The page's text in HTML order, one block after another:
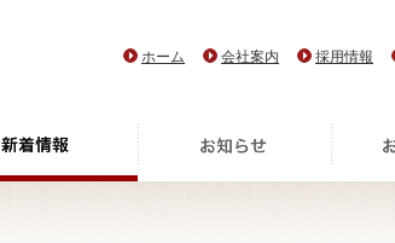
ホーム 会社案内 採用情報